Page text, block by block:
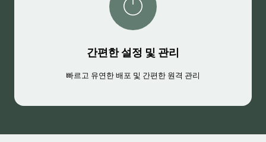
간편한 설정 및 관리
빠르고 유연한 배포 및 간편한 원격 관리